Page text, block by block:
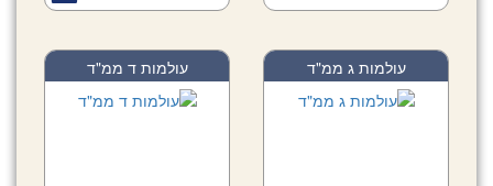
עולמות ג ממ"ד עולמות ד ממ"ד